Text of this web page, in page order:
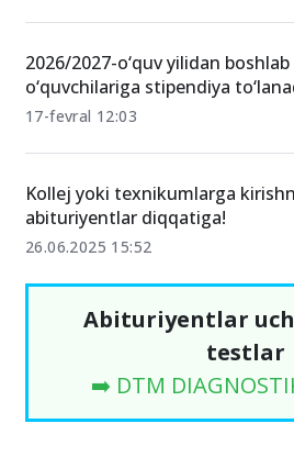
2026/2027-o‘quv yilidan
o‘quvchilariga stipendiya
17-fevral 12:03
Kollej yoki texnikumlarga
abituriyentlar diqqatiga!
26.06.2025 15:52
Abituriyentlar
testlar
➡️ DTM